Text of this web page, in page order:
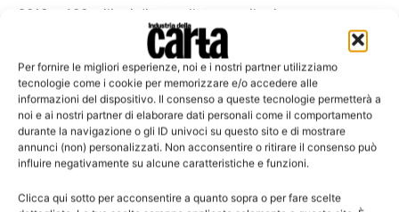
Per fornire le migliori esperienze, noi e i nostri partner utilizziamo
tecnologie come i cookie per memorizzare e/o accedere alle
informazioni del dispositivo. Il consenso a queste tecnologie permetterà a
noi e ai nostri partner di elaborare dati personali come il comportamento
durante la navigazione o gli ID univoci su questo sito e di mostrare
annunci (non) personalizzati. Non acconsentire o ritirare il consenso può
influire negativamente su alcune caratteristiche e funzioni.
Clicca qui sotto per acconsentire a quanto sopra o per fare scelte
2013 a 400 milioni di tonnellate, con il primo
ridimensionamento del gigante cinese che nel 2013 che
anche se è rimasto oltre i 100 milioni di tonnellate ha
visto una riduzione su base annua dell’1,4%, mentre
sempre nell’area asiatica crescono Corea del Sud, +3,7%,
India e Indonesia, entrambe con un +2,5%.
L’altra questione, invece, è rappresentata dalle tensioni
sulle materie prime con i rincari che delle fibre vergini